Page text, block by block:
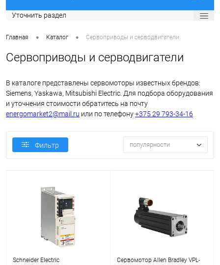
Уточнить раздел
Главная • Каталог • Сервоприводы и серводвигатели
Сервоприводы и серводвигатели
В каталоге представлены сервомоторы известных брендов:
Siemens, Yaskawa, Mitsubishi Electric. Для подбора оборудования
и уточнения стоимости обратитесь на почту
energomarket2@mail.ru или по телефону+375 29 793-34-16
Фильтр популярности
Schneider Electric
Сервомотор Allen Bradley VPL-